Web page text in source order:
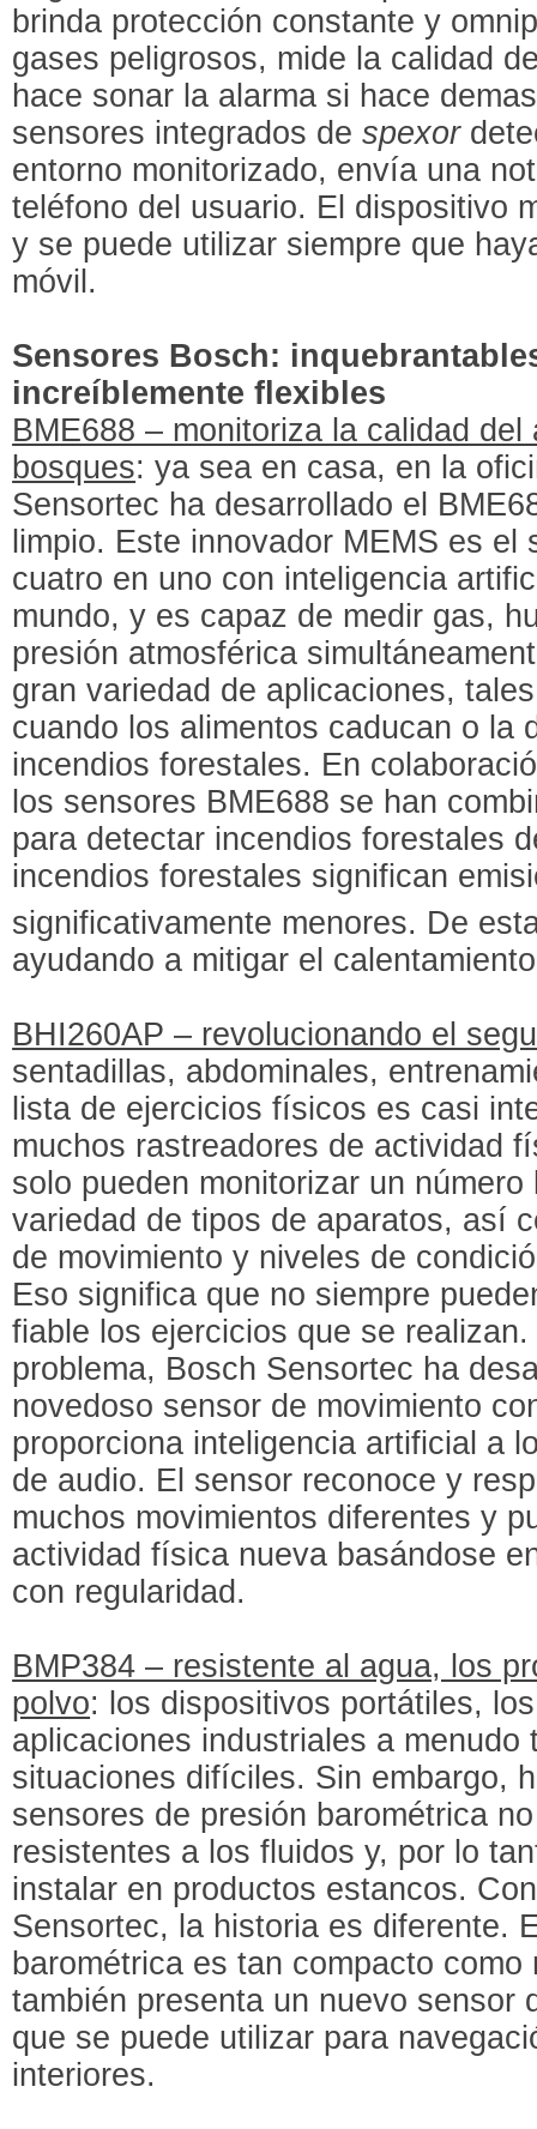
brinda protección constante y
gases peligrosos, mide la calidad
hace sonar la alarma si hace
sensores integrados despexor
entorno monitorizado, envía una
teléfono del usuario. El dispositivo
y se puede utilizar siempre que
móvil.
Sensores Bosch:
increíblemente flexibles
BME688 – monitoriza la calidad
bosques: ya sea en casa, en la
Sensortec ha desarrollado el
limpio. Este innovador MEMS es el
cuatro en uno con inteligencia
mundo, y es capaz de medir gas,
presión atmosférica
gran variedad de aplicaciones,
cuando los alimentos caducan o la
incendios forestales. En
los sensores BME688 se han
para detectar incendios forestales
incendios forestales significan
significativamente menores. De
ayudando a mitigar el
BHI260AP – revolucionando el
sentadillas, abdominales,
lista de ejercicios físicos es casi
muchos rastreadores de actividad
solo pueden monitorizar un
variedad de tipos de aparatos, así
de movimiento y niveles de
Eso significa que no siempre
fiable los ejercicios que se
problema, Bosch Sensortec ha
novedoso sensor de movimiento
proporciona inteligencia artificial a
de audio. El sensor reconoce y
muchos movimientos diferentes y
actividad física nueva basándose
con regularidad.
BMP384 – resistente al agua, los
polvo: los dispositivos portátiles,
aplicaciones industriales a
situaciones difíciles. Sin embargo,
sensores de presión barométrica
resistentes a los fluidos y, por lo
instalar en productos estancos.
Sensortec, la historia es diferente.
barométrica es tan compacto
también presenta un nuevo sensor
que se puede utilizar para
interiores.